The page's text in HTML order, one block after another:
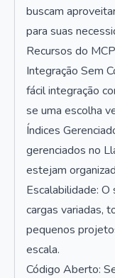
buscam
para suas
Recursos do
Integração Sem
fácil integração
se uma escolha
Índices
gerenciados no
estejam
Escalabilidade:
cargas variadas,
pequenos
escala.
Código Aberto: